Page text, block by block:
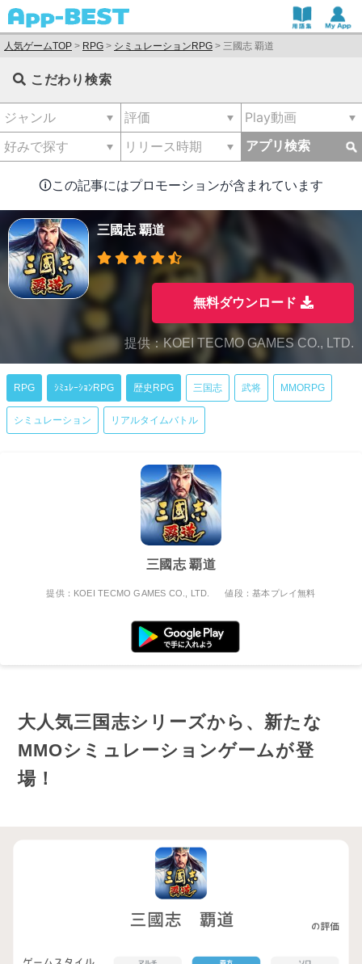
人気ゲームTOP > RPG > シミュレーションRPG > 三國志 覇道
こだわり検索
アプリ検索
🛈この記事にはプロモーションが含まれています
三國志 覇道
無料ダウンロード
提供：KOEI TECMO GAMES CO., LTD.
RPG ｼﾐｭﾚｰｼｮﾝRPG 歴史RPG 三国志 武将 MMORPG
シミュレーション リアルタイムバトル
三國志 覇道
提供：KOEI TECMO GAMES CO., LTD. 値段：基本プレイ無料
大人気三国志シリーズから、新たな
MMOシミュレーションゲームが登
場！